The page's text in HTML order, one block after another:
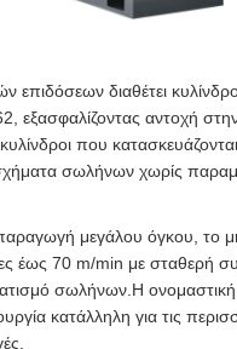
διαθέτει
εξασφαλίζοντας αντοχή
που
σχήματα σωλήνων χωρίς
μεγάλου όγκου, το
έως 70 m/min με σταθερή
σωλήνων.Η
κατάλληλη για τις